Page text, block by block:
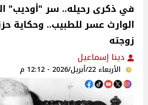
في ذكرى رحيله.. سر "أوديب"
الوارث عسر للطبيب.. وحكاية
زوجته
دينا إسماعيل
الأربعاء 22/أبريل/2026 - 12:12 م